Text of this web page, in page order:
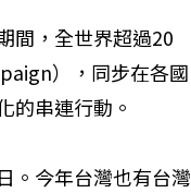
間，全世界超過20
），同步在各國
的串連行動。
。今年台灣也有台灣